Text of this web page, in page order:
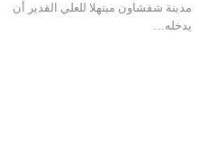
مدينة شفشاون مبتهلا للعلي القدير أن
يدخله…